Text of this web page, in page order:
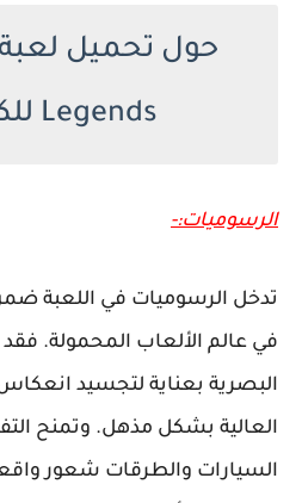
Legends للكمبيوتر
الرسوميات:-
تدخل الرسوميات في اللعبة
في عالم الألعاب المحمولة.
البصرية بعناية لتجسيد
العالية بشكل مذهل. وتمنح
السيارات والطرقات شعور